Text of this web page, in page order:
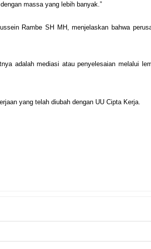
massa yang lebih banyak.”
Rambe SH MH, menjelaskan bahwa
adalah mediasi atau penyelesaian melalui
yang telah diubah dengan UU Cipta Kerja.